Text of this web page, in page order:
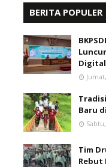
BERITA POPULER
Baru
Tim
Rebut